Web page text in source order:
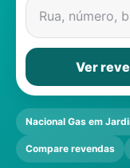
Contatos
Rua, número,
Ver
Nacional Gas em
Compare revendas